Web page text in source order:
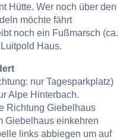
Hütte. Wer noch über den
möchte fährt
noch ein Fußmarsch (ca.
Haus.
nur Tagesparkplatz)
Alpe Hinterbach.
Richtung Giebelhaus
Giebelhaus einkehren
links abbiegen um auf